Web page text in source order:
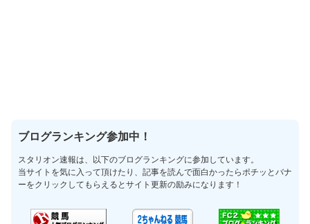
ブログランキング参加中！
スタリオン速報は、以下のブログランキングに参加しています。
当サイトを気に入って頂けたり、記事を読んで面白かったらポチッとバナ
ーをクリックしてもらえるとサイト更新の励みになります！